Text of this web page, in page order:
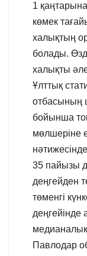
1
көмек
халықтың
болады.
халықты
Ұлттық
отбасының
бойынша
мөлшеріне
35 пайызы
деңгейден
төменгі
деңгейінде
Павлодар